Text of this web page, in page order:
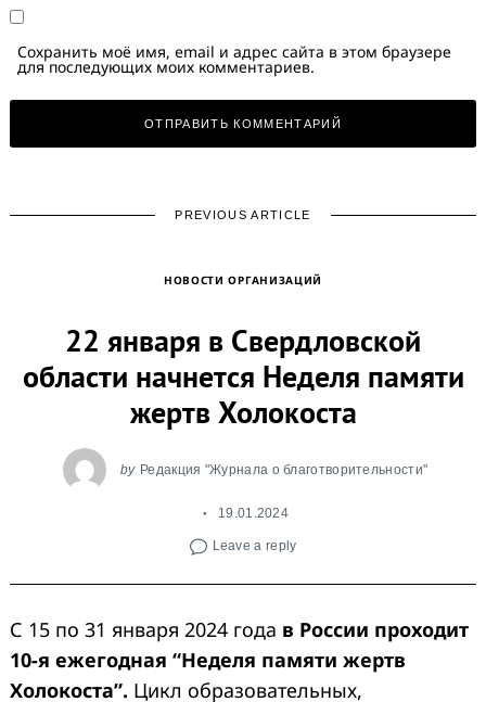
Сохранить моё имя, email и адрес сайта в этом браузере
для последующих моих комментариев.
PREVIOUS ARTICLE
НОВОСТИ ОРГАНИЗАЦИЙ
22 января в Свердловской
области начнется Неделя памяти
жертв Холокоста
by Редакция "Журнала о благотворительности"
19.01.2024
Leave a reply
С 15 по 31 января 2024 года в России проходит
10-я ежегодная “Неделя памяти жертв
Холокоста”. Цикл образовательных,